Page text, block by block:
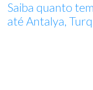
Saiba quanto
até Antalya,